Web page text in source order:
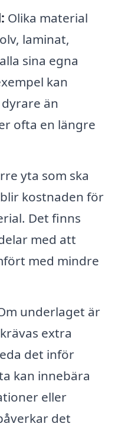
Olika material
laminat,
sina egna
kan
än
ofta en längre
yta som ska
kostnaden för
Det finns
med att
med mindre
underlaget är
extra
det inför
kan innebära
eller
det